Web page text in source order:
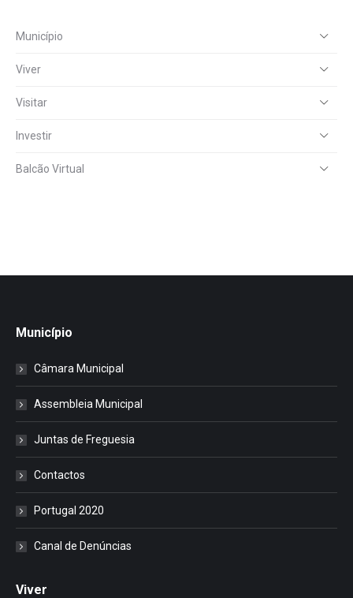
Município
Viver
Visitar
Investir
Balcão Virtual
Município
Câmara Municipal
Assembleia Municipal
Juntas de Freguesia
Contactos
Portugal 2020
Canal de Denúncias
Viver